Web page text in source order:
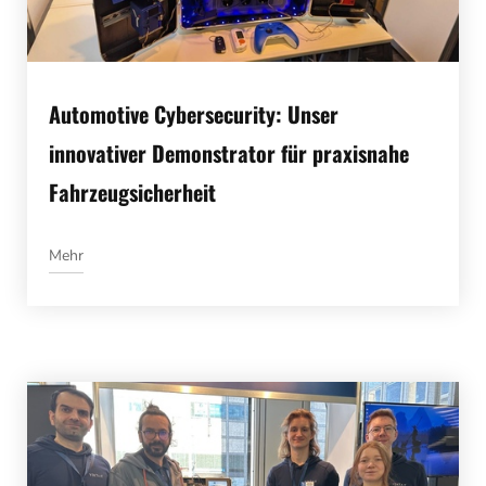
Automotive Cybersecurity: Unser
innovativer Demonstrator für praxisnahe
Fahrzeugsicherheit
Mehr